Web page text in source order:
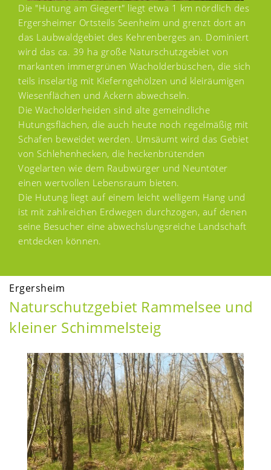
Die "Hutung am Giegert" liegt etwa 1 km nördlich des
Ergersheimer Ortsteils Seenheim und grenzt dort an
das Laubwaldgebiet des Kehrenberges an. Dominiert
wird das ca. 39 ha große Naturschutzgebiet von
markanten immergrünen Wacholderbüschen, die sich
teils inselartig mit Kieferngehölzen und kleiräumigen
Wiesenflächen und Äckern abwechseln.
Die Wacholderheiden sind alte gemeindliche
Hutungsflächen, die auch heute noch regelmäßig mit
Schafen beweidet werden. Umsäumt wird das Gebiet
von Schlehenhecken, die heckenbrütenden
Vogelarten wie dem Raubwürger und Neuntöter
einen wertvollen Lebensraum bieten.
Die Hutung liegt auf einem leicht welligem Hang und
ist mit zahlreichen Erdwegen durchzogen, auf denen
seine Besucher eine abwechslungsreiche Landschaft
entdecken können.
Ergersheim
Naturschutzgebiet Rammelsee und
kleiner Schimmelsteig